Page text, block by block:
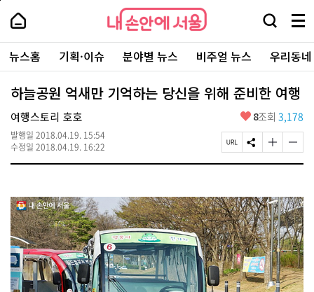
본
로
가
내
손
안
에
서
울
-
서
울
시
대
표
소
털
내
손
에
울
검
창
열
기
메
뉴
전
체
보
기
주
요
서
뉴스홈 기획·이슈 분야별 뉴스 비주얼 뉴스 우리동
하늘공원 억새만 기억하는 당신을 위해 준비한 여행
여행스토리 호호
발행일 2018.04.19. 15:54
수정일 2018.04.19. 16:22
좋
요
8조회 3,178
페
이
R
L
복
사
S
N
유
하
기
글
자
크
게
변
경
하
기
글
자
작
게
변
경
하
기
페
상
단
로